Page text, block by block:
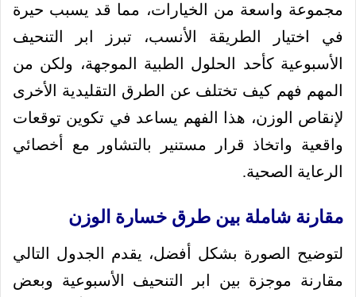
مجموعة واسعة من الخيارات، مما قد يسبب حيرة
في اختيار الطريقة الأنسب، تبرز ابر التنحيف
الأسبوعية كأحد الحلول الطبية الموجهة، ولكن من
المهم فهم كيف تختلف عن الطرق التقليدية الأخرى
لإنقاص الوزن، هذا الفهم يساعد في تكوين توقعات
واقعية واتخاذ قرار مستنير بالتشاور مع أخصائي
الرعاية الصحية.
مقارنة شاملة بين طرق خسارة الوزن
لتوضيح الصورة بشكل أفضل، يقدم الجدول التالي
مقارنة موجزة بين ابر التنحيف الأسبوعية وبعض